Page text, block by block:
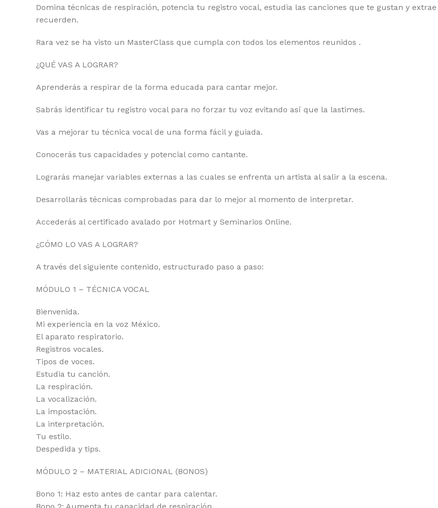
Domina técnicas de respiración, potencia tu registro vocal, estudia las canciones que te gustan y
recuerden.
Rara vez se ha visto un MasterClass que cumpla con todos los elementos reunidos .
¿QUÉ VAS A LOGRAR?
Aprenderás a respirar de la forma educada para cantar mejor.
Sabrás identificar tu registro vocal para no forzar tu voz evitando así que la lastimes.
Vas a mejorar tu técnica vocal de una forma fácil y guiada.
Conocerás tus capacidades y potencial como cantante.
Lograrás manejar variables externas a las cuales se enfrenta un artista al salir a la escena.
Desarrollarás técnicas comprobadas para dar lo mejor al momento de interpretar.
Accederás al certificado avalado por Hotmart y Seminarios Online.
¿CÓMO LO VAS A LOGRAR?
A través del siguiente contenido, estructurado paso a paso:
MÓDULO 1 – TÉCNICA VOCAL
Bienvenida.
Mi experiencia en la voz México.
El aparato respiratorio.
Registros vocales.
Tipos de voces.
Estudia tu canción.
La respiración.
La vocalización.
La impostación.
La interpretación.
Tu estilo.
Despedida y tips.
MÓDULO 2 – MATERIAL ADICIONAL (BONOS)
Bono 1: Haz esto antes de cantar para calentar.